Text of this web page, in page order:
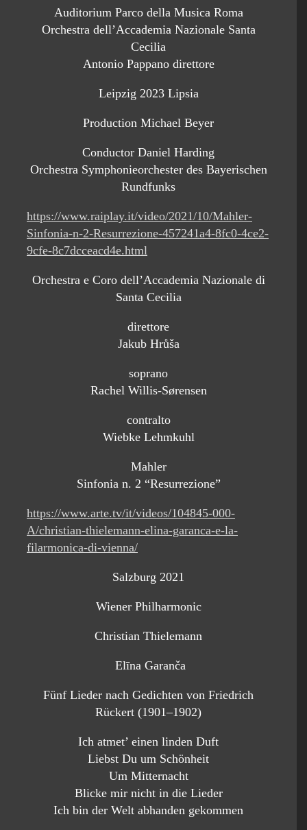
Auditorium Parco della Musica Roma
Orchestra dell’Accademia Nazionale Santa
Cecilia
Antonio Pappano direttore
Leipzig 2023 Lipsia
Production Michael Beyer
Conductor Daniel Harding
Orchestra Symphonieorchester des Bayerischen
Rundfunks
https://www.raiplay.it/video/2021/10/Mahler-
Sinfonia-n-2-Resurrezione-457241a4-8fc0-4ce2-
9cfe-8c7dcceacd4e.html
Orchestra e Coro dell’Accademia Nazionale di
Santa Cecilia
direttore
Jakub Hrůša
soprano
Rachel Willis-Sørensen
contralto
Wiebke Lehmkuhl
Mahler
Sinfonia n. 2 “Resurrezione”
https://www.arte.tv/it/videos/104845-000-
A/christian-thielemann-elina-garanca-e-la-
filarmonica-di-vienna/
Salzburg 2021
Wiener Philharmonic
Christian Thielemann
Elīna Garanča
Fünf Lieder nach Gedichten von Friedrich
Rückert (1901–1902)
Ich atmet’ einen linden Duft
Liebst Du um Schönheit
Um Mitternacht
Blicke mir nicht in die Lieder
Ich bin der Welt abhanden gekommen